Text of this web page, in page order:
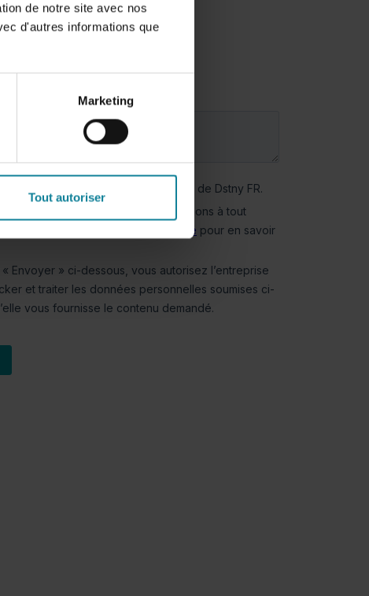
de notre site avec nos
d'autres informations que
Marketing
Tout autoriser